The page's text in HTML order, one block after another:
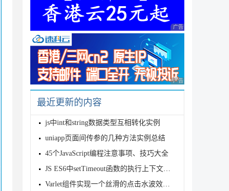
广告 商业广告，理性
广告 商业广告，理性
最近更新的内容
js中int和string数据类型互相转化实例
uniapp页面间传参的几种方法实例总结
45个JavaScript编程注意事项、技巧大全
JS ES6中setTimeout函数的执行上下文示例
Varlet组件实现一个丝滑的点击水波效果详解